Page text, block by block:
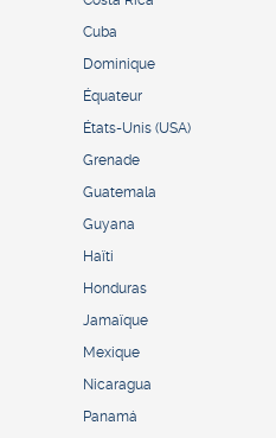
Cuba
Dominique
Équateur
États-Unis (USA)
Grenade
Guatemala
Guyana
Haïti
Honduras
Jamaïque
Mexique
Nicaragua
Panamá